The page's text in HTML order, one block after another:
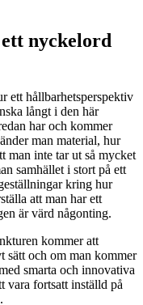
nyckelord
ett hållbarhetsperspektiv
långt i den här
har och kommer
man material, hur
man inte tar ut så mycket
samhället i stort på ett
kring hur
att man har ett
är värd någonting.
kommer att
sätt och om man kommer
smarta och innovativa
vara fortsatt inställd på